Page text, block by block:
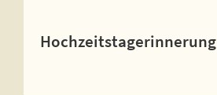
Hochzeitstagerinnerung